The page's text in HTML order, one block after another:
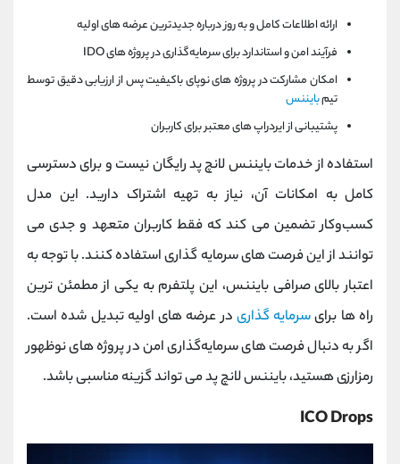
ارائه اطلاعات کامل و به‌ روز درباره جدیدترین عرضه ‌های اولیه
فرآیند امن و استاندارد برای سرمایه‌گذاری در پروژه‌ های IDO
امکان مشارکت در پروژه های نوپای باکیفیت پس از ارزیابی دقیق توسط
تیمبایننس
پشتیبانی از ایردراپ ‌های معتبر برای کاربران
استفاده از خدمات بایننس لانچ‌ پد رایگان نیست و برای دسترسی
کامل به امکانات آن، نیاز به تهیه اشتراک دارید. این مدل
کسب‌وکار تضمین می‌ کند که فقط کاربران متعهد و جدی می
توانند از این فرصت‌ های سرمایه‌ گذاری استفاده کنند. با توجه به
اعتبار بالای صرافی بایننس، این پلتفرم به یکی از مطمئن‌ ترین
راه ‌ها برایسرمایه‌ گذاری در عرضه‌ های اولیه تبدیل شده است.
اگر به دنبال فرصت‌ های سرمایه‌گذاری امن در پروژه‌ های نوظهور
رمزارزی هستید، بایننس لانچ‌ پد می‌ تواند گزینه مناسبی باشد.
ICO Drops